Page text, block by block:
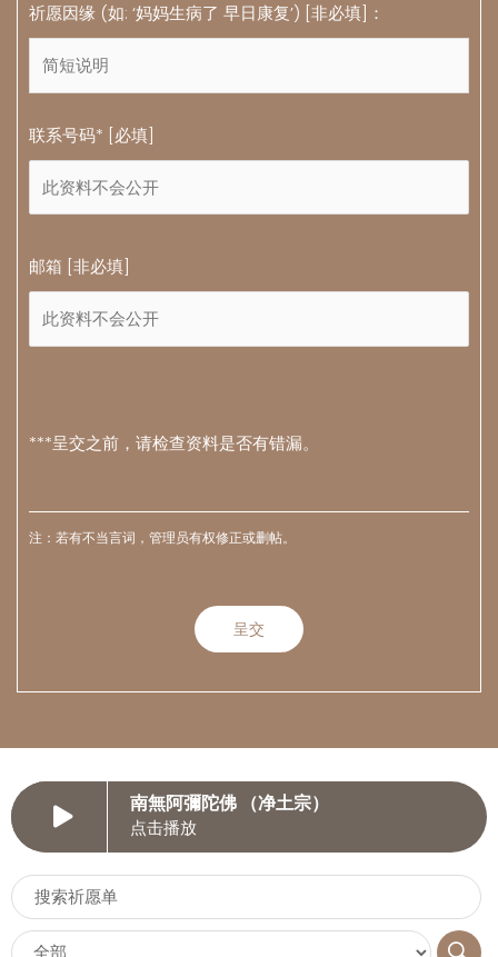
祈愿因缘 (如: ‘妈妈生病了 早日康复’) [非必填]：
联系号码* [必填]
邮箱 [非必填]
***呈交之前，请检查资料是否有错漏。
注：若有不当言词，管理员有权修正或删帖。
南無阿彌陀佛 （净土宗）
点击播放